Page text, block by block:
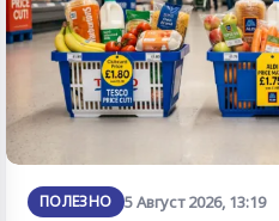
ПОЛЕЗНО 5 Август 2026, 13:19